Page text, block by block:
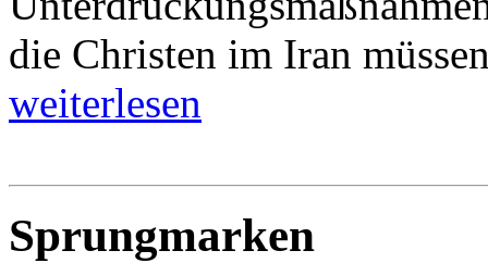
die Christen im Iran
weiterlesen
Sprungmarken